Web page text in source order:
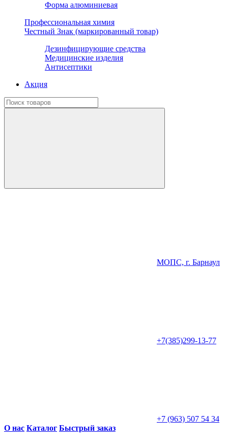
Форма алюминиевая
Профессиональная химия
Честный Знак (маркированный товар)
Дезинфицирующие средства
Медицинские изделия
Антисептики
Акция
МОПС, г. Барнаул
+7(385)299-13-77
+7 (963) 507 54 34
О нас Каталог Быстрый заказ